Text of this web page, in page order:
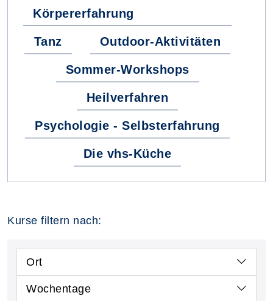
Körpererfahrung
Tanz Outdoor-Aktivitäten
Sommer-Workshops
Heilverfahren
Psychologie - Selbsterfahrung
Die vhs-Küche
Kurse filtern nach:
Ort
Wochentage